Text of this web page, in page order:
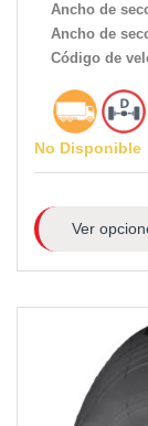
Ancho de
Ancho de
Código de
No Disponible
Ver